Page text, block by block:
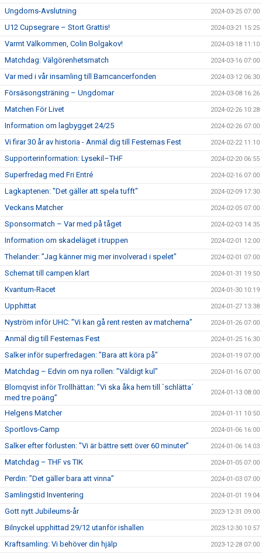
Ungdoms-Avslutning 2024-03-25 07:00
U12 Cupsegrare – Stort Grattis! 2024-03-21 15:25
Varmt Välkommen, Colin Bolgakov! 2024-03-18 11:10
Matchdag: Välgörenhetsmatch 2024-03-16 07:00
Var med i vår insamling till Barncancerfonden 2024-03-12 06:30
Försäsongsträning – Ungdomar 2024-03-08 16:26
Matchen För Livet 2024-02-26 10:28
Information om lagbygget 24/25 2024-02-26 07:00
Vi firar 30 år av historia - Anmäl dig till Festernas Fest 2024-02-22 11:10
Supporterinformation: Lysekil–THF 2024-02-20 06:55
Superfredag med Fri Entré 2024-02-16 07:00
Lagkaptenen: "Det gäller att spela tufft" 2024-02-09 17:30
Veckans Matcher 2024-02-05 07:00
Sponsormatch – Var med på tåget 2024-02-03 14:35
Information om skadeläget i truppen 2024-02-01 12:00
Thelander: ”Jag känner mig mer involverad i spelet” 2024-02-01 07:00
Schemat till campen klart 2024-01-31 19:50
Kvantum-Racet 2024-01-30 10:19
Upphittat 2024-01-27 13:38
Nyström inför UHC: ”Vi kan gå rent resten av matcherna” 2024-01-26 07:00
Anmäl dig till Festernas Fest 2024-01-25 16:30
Salker inför superfredagen: ”Bara att köra på" 2024-01-19 07:00
Matchdag – Edvin om nya rollen: ”Väldigt kul” 2024-01-16 07:00
Blomqvist inför Trollhättan: ”Vi ska åka hem till `schlätta´
med tre poäng”
2024-01-13 08:00
Helgens Matcher 2024-01-11 10:50
Sportlovs-Camp 2024-01-06 16:00
Salker efter förlusten: ”Vi är bättre sett över 60 minuter” 2024-01-06 14:03
Matchdag – THF vs TIK 2024-01-05 07:00
Perdin: ”Det gäller bara att vinna” 2024-01-03 07:00
Samlingstid Inventering 2024-01-01 19:04
Gott nytt Jubileums-år 2023-12-31 09:00
Bilnyckel upphittad 29/12 utanför ishallen 2023-12-30 10:57
Kraftsamling: Vi behöver din hjälp 2023-12-28 07:00